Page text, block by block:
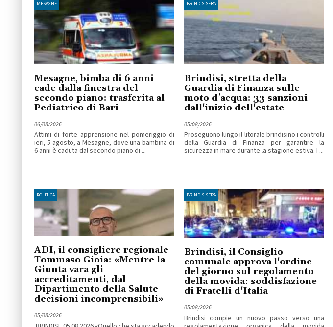
MESAGNE
Mesagne, bimba di 6 anni
cade dalla finestra del
secondo piano: trasferita al
Pediatrico di Bari
06/08/2026
Attimi di forte apprensione nel pomeriggio di
ieri, 5 agosto, a Mesagne, dove una bambina di
6 anni è caduta dal secondo piano di ...
BRINDISISERA
Brindisi, stretta della
Guardia di Finanza sulle
moto d'acqua: 33 sanzioni
dall'inizio dell'estate
05/08/2026
Proseguono lungo il litorale brindisino i controlli
della Guardia di Finanza per garantire la
sicurezza in mare durante la stagione estiva. I ...
POLITICA
ADI, il consigliere regionale
Tommaso Gioia: «Mentre la
Giunta vara gli
accreditamenti, dal
Dipartimento della Salute
decisioni incomprensibili»
05/08/2026
BRINDISISERA
Brindisi, il Consiglio
comunale approva l'ordine
del giorno sul regolamento
della movida: soddisfazione
di Fratelli d'Italia
05/08/2026
Brindisi compie un nuovo passo verso una